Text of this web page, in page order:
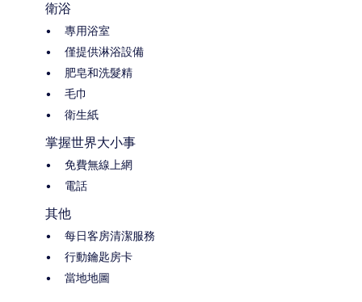
衛浴
專用浴室
僅提供淋浴設備
肥皂和洗髮精
毛巾
衛生紙
掌握世界大小事
免費無線上網
電話
其他
每日客房清潔服務
行動鑰匙房卡
當地地圖